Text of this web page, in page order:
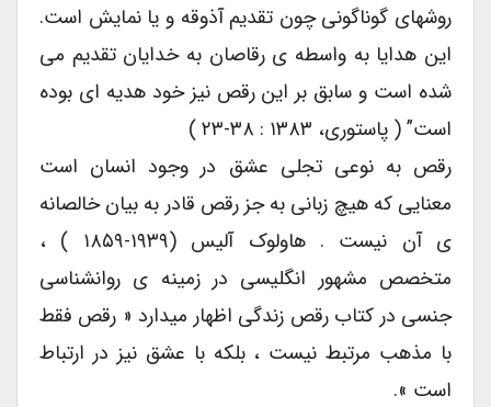
روشهای گوناگونی چون تقدیم آذوقه و یا نمایش است.
این هدایا به واسطه ی رقاصان به خدایان تقدیم می
شده است و سابق بر این رقص نیز خود هدیه ای بوده
است” ( پاستوری، ۱۳۸۳ : ۳۸-۲۳ )
رقص به نوعی تجلی عشق در وجود انسان است
معنایی که هیچ زبانی به جز رقص قادر به بیان خالصانه
ی آن نیست . هاولوک آلیس (۱۹۳۹-۱۸۵۹ ) ،
متخصص مشهور انگلیسی در زمینه ی روانشناسی
جنسی در کتاب رقص زندگی اظهار میدارد « رقص فقط
با مذهب مرتبط نیست ، بلکه با عشق نیز در ارتباط
است ».